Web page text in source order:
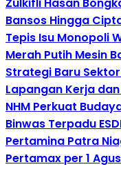
Bansos Hingga
Tepis Isu Monopoli
Merah Putih Mesin
Strategi Baru
Lapangan Kerja
NHM Perkuat
Binwas Terpadu
Pertamina Patra
Pertamax per 1